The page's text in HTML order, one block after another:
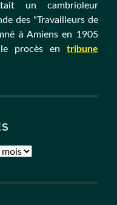
un cambrioleur
des "Travailleurs de
à Amiens en 1905
procès en tribune